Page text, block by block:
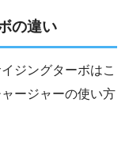
の違い
ジングターボはこ
ージャーの使い方